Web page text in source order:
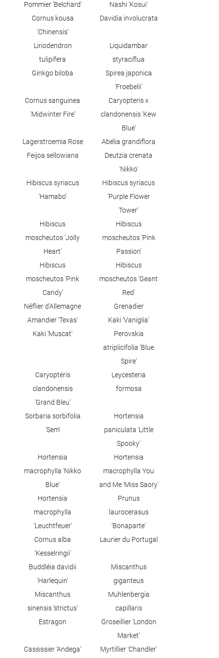
Pommier 'Belchard'
Nashi 'Kosui'
Cornus kousa
'Chinensis'
Davidia involucrata
Liriodendron
tulipifera
Liquidambar
styraciflua
Ginkgo biloba
Spirea japonica
'Froebelii'
Cornus sanguinea
'Midwinter Fire'
Caryopteris x
clandonensis 'Kew
Blue'
Lagerstroemia Rose
Abélia grandiflora
Feijoa sellowiana
Deutzia crenata
'Nikko'
Hibiscus syriacus
'Hamabo'
Hibiscus syriacus
'Purple Flower
Tower'
Hibiscus
moscheutos 'Jolly
Heart'
Hibiscus
moscheutos 'Pink
Passion'
Hibiscus
moscheutos 'Pink
Candy'
Hibiscus
moscheutos 'Geant
Red'
Néflier d'Allemagne
Grenadier
Amandier 'Texas'
Kaki 'Vaniglia'
Kaki 'Muscat'
Perovskia
atriplicifolia 'Blue
Spire'
Caryoptéris
clandonensis
'Grand Bleu'
Leycesteria
formosa
Sorbaria sorbifolia
'Sem'
Hortensia
paniculata 'Little
Spooky'
Hortensia
macrophylla 'Nikko
Blue'
Hortensia
macrophylla You
and Me 'Miss Saory'
Hortensia
macrophylla
'Leuchtfeuer'
Prunus
laurocerasus
'Bonaparte'
Cornus alba
'Kesselringii'
Laurier du Portugal
Buddléia davidii
'Harlequin'
Miscanthus
giganteus
Miscanthus
sinensis 'strictus'
Muhlenbergia
capillaris
Estragon
Groseillier 'London
Market'
Cassissier 'Andega'
Myrtillier 'Chandler'